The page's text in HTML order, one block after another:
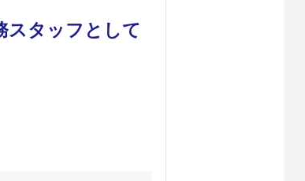
スタッフとして